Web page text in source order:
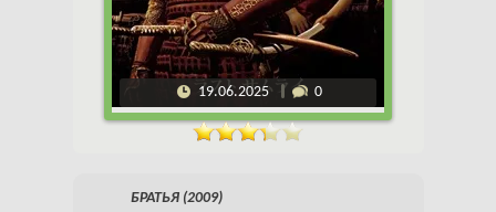
19.06.2025 0
БРАТЬЯ (2009)